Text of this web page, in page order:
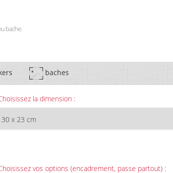
bache.
baches
la dimension :
vos options (encadrement, passe partout) :